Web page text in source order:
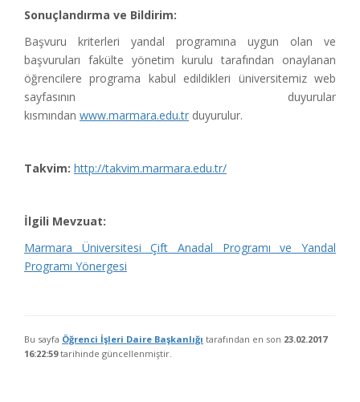
Sonuçlandırma ve Bildirim:
Başvuru kriterleri yandal programına uygun olan ve
başvuruları fakülte yönetim kurulu tarafından onaylanan
öğrencilere programa kabul edildikleri üniversitemiz web
sayfasının duyurular
kısmından www.marmara.edu.tr duyurulur.
Takvim: http://takvim.marmara.edu.tr/
İlgili Mevzuat:
Marmara Üniversitesi Çift Anadal Programı ve Yandal
Programı Yönergesi
Bu sayfa Öğrenci İşleri Daire Başkanlığı tarafından en son 23.02.2017
16:22:59tarihinde güncellenmiştir.